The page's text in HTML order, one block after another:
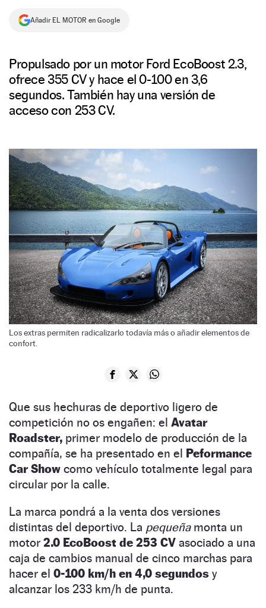
NEWSLETTER
Añadir EL MOTOR en Google
Propulsado por un motor Ford EcoBoost 2.3,
ofrece 355 CV y hace el 0-100 en 3,6
segundos. También hay una versión de
acceso con 253 CV.
Los extras permiten radicalizarlo todavía más o añadir elementos de
confort.
Que sus hechuras de deportivo ligero de
competición no os engañen: el Avatar
Roadster, primer modelo de producción de la
compañía, se ha presentado en el Peformance
Car Show como vehículo totalmente legal para
circular por la calle.
La marca pondrá a la venta dos versiones
distintas del deportivo. La pequeñamonta un
motor 2.0 EcoBoost de 253 CV asociado a una
caja de cambios manual de cinco marchas para
hacer el 0-100 km/h en 4,0 segundos y
alcanzar los 233 km/h de punta.